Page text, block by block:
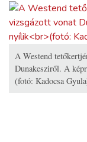
A Westend
Dunakesziről. A
(fotó: Kadocsa